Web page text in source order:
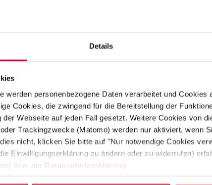
Details
werden personenbezogene Daten verarbeitet und Cookies
Cookies, die zwingend für die Bereitstellung der
Webseite auf jeden Fall gesetzt. Weitere Cookies von
Trackingzwecke (Matomo) werden nur aktiviert, wenn
nicht, klicken Sie bitte auf "Nur notwendige Cookies
Einwilligungserklärung zu ändern oder zu widerrufen)
bzw. der Datenschutzerklärung